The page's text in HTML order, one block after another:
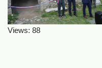
Views: 88